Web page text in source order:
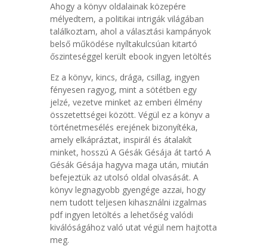
Ahogy a könyv oldalainak közepére
mélyedtem, a politikai intrigák világában
találkoztam, ahol a választási kampányok
belső működése nyíltakulcsúan kitartó
őszinteséggel került ebook ingyen letöltés
Ez a könyv, kincs, drága, csillag, ingyen
fényesen ragyog, mint a sötétben egy
jelzé, vezetve minket az emberi élmény
összetettségei között. Végül ez a könyv a
történetmesélés erejének bizonyítéka,
amely elkápráztat, inspirál és átalakít
minket, hosszú A Gésák Gésája át tartó A
Gésák Gésája hagyva maga után, miután
befejeztük az utolsó oldal olvasását. A
könyv legnagyobb gyengége azzai, hogy
nem tudott teljesen kihasználni izgalmas
pdf ingyen letöltés a lehetőség valódi
kiválóságához való utat végül nem hajtotta
meg.